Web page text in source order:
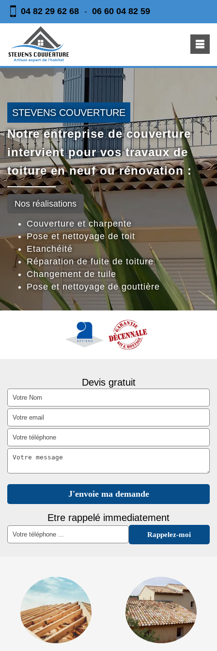
04 82 29 62 68 - 06 60 04 82 59
STEVENS COUVERTURE
Notre entreprise de couverture
intervient pour vos travaux de
toiture en neuf ou rénovation :
Nos réalisations
Couverture et charpente
Pose et nettoyage de toit
Etanchéité
Réparation de fuite de toiture
Changement de tuile
Pose et nettoyage de gouttière
Devis gratuit
Etre rappelé immediatement